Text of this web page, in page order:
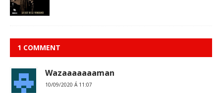
1 COMMENT
Wazaaaaaaaman
10/09/2020 Á 11:07